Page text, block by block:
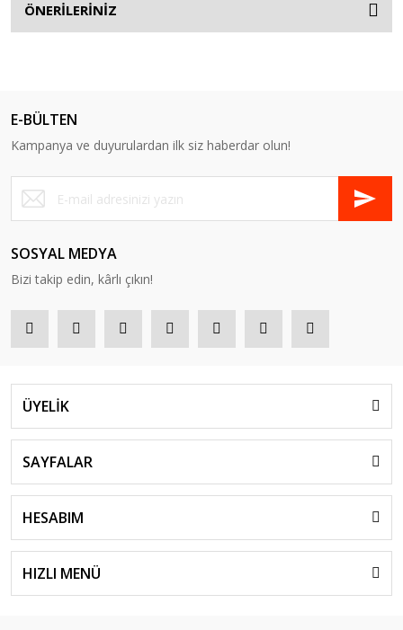
ÖNERİLERİNİZ
E-BÜLTEN
Kampanya ve duyurulardan ilk siz haberdar olun!
SOSYAL MEDYA
Bizi takip edin, kârlı çıkın!
ÜYELİK
SAYFALAR
HESABIM
HIZLI MENÜ